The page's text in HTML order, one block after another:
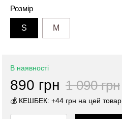
Розмір
S M
В наявності
890 грн 1 090 грн
💰 КЕШБЕК: +44 грн на цей товар